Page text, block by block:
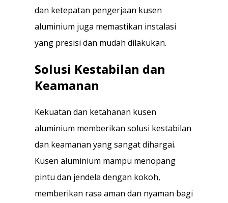
dan ketepatan pengerjaan kusen
aluminium juga memastikan instalasi
yang presisi dan mudah dilakukan.
Solusi Kestabilan dan
Keamanan
Kekuatan dan ketahanan kusen
aluminium memberikan solusi kestabilan
dan keamanan yang sangat dihargai.
Kusen aluminium mampu menopang
pintu dan jendela dengan kokoh,
memberikan rasa aman dan nyaman bagi